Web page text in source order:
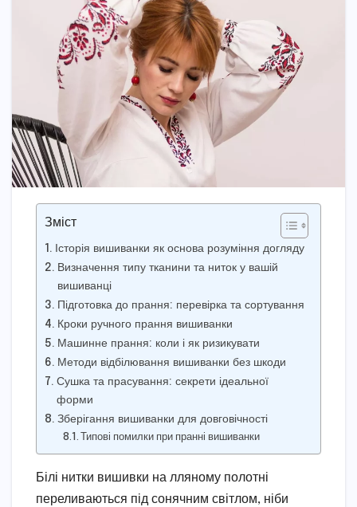
Зміст
Історія вишиванки як основа розуміння догляду
Визначення типу тканини та ниток у вашій
вишиванці
Підготовка до прання: перевірка та сортування
Кроки ручного прання вишиванки
Машинне прання: коли і як ризикувати
Методи відбілювання вишиванки без шкоди
Сушка та прасування: секрети ідеальної
форми
Зберігання вишиванки для довговічності
Типові помилки при пранні вишиванки
Білі нитки вишивки на лляному полотні
переливаються під сонячним світлом, ніби